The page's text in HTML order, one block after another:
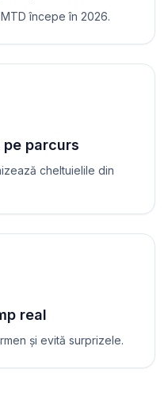
începe în 2026.
parcurs
cheltuielile din
real
și evită surprizele.